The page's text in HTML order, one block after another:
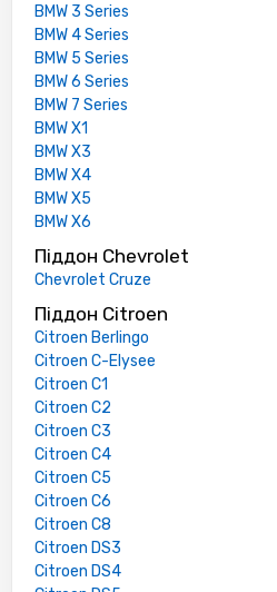
BMW 3 Series
BMW 4 Series
BMW 5 Series
BMW 6 Series
BMW 7 Series
BMW X1
BMW X3
BMW X4
BMW X5
BMW X6
Піддон Chevrolet
Chevrolet Cruze
Піддон Citroen
Citroen Berlingo
Citroen C-Elysee
Citroen C1
Citroen C2
Citroen C3
Citroen C4
Citroen C5
Citroen C6
Citroen C8
Citroen DS3
Citroen DS4